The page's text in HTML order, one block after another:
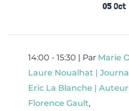
05 Oct
14:00 - 15:30 | Par Marie
Laure Noualhat |
Eric La Blanche |
Florence Gault,